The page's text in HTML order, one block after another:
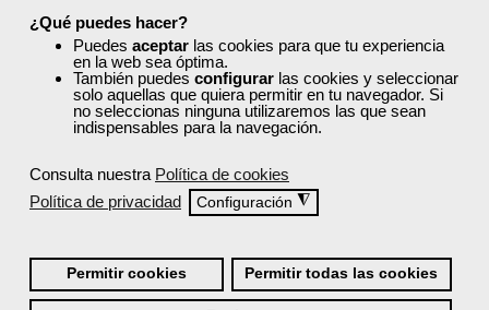
¿Qué puedes hacer?
Puedes aceptar las cookies para que tu experiencia
en la web sea óptima.
También puedes configurar las cookies y seleccionar
solo aquellas que quiera permitir en tu navegador. Si
no seleccionas ninguna utilizaremos las que sean
indispensables para la navegación.
Consulta nuestra Política de cookies
Política de privacidad
Configuración ◮
Permitir cookies Permitir todas las cookies
Fundamentos para la
creación de tiendas virtuales
y desarrollo...
75 horas
562,50 €
337,50 €
0